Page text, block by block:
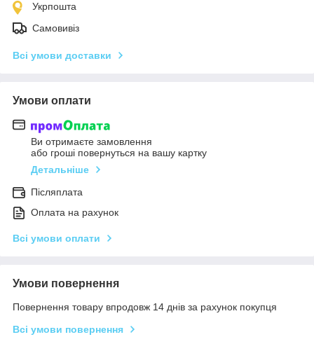
Укрпошта
Самовивіз
Всі умови доставки
Умови оплати
Ви отримаєте замовлення
або гроші повернуться на вашу картку
Детальніше
Післяплата
Оплата на рахунок
Всі умови оплати
Умови повернення
Повернення товару впродовж 14 днів за рахунок покупця
Всі умови повернення